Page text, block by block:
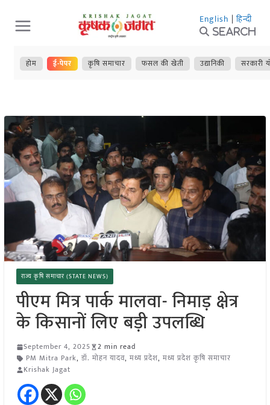
Skip
to
content
English | हिन्दी
Search
होम ई-पेपर कृषि समाचार फसल की खेती उद्यानिकी सरकारी
राज्य कृषि समाचार (STATE NEWS)
पीएम मित्र पार्क मालवा- निमाड़ क्षेत्र
के किसानों लिए बड़ी उपलब्धि
September 4, 2025
2 min read
PM Mitra Park, डॉ. मोहन यादव, मध्य प्रदेश, मध्य प्रदेश कृषि समाचार
Krishak Jagat